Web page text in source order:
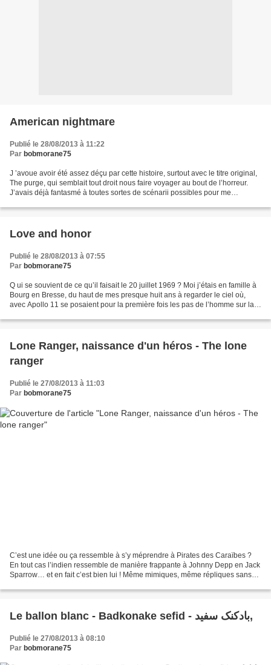
American nightmare
Publié le 28/08/2013 à 11:22
Par bobmorane75
J ’avoue avoir été assez déçu par cette histoire, surtout avec le titre original,
The purge, qui semblait tout droit nous faire voyager au bout de l’horreur.
J’avais déjà fantasmé à toutes sortes de scénarii possibles pour me
Love and honor
Publié le 28/08/2013 à 07:55
Par bobmorane75
Q ui se souvient de ce qu’il faisait le 20 juillet 1969 ? Moi j’étais en famille à
Bourg en Bresse, du haut de mes presque huit ans à regarder le ciel où,
avec Apollo 11 se posaient pour la première fois les pas de l’homme sur la
Lone Ranger, naissance d'un héros - The lone
ranger
Publié le 27/08/2013 à 11:03
Par bobmorane75
C’est une idée ou ça ressemble à s’y méprendre à Pirates des Caraïbes ?
En tout cas l’indien ressemble de manière frappante à Johnny Depp en Jack
Sparrow… et en fait c’est bien lui ! Même mimiques, même répliques sans
Le ballon blanc - Badkonake sefid - بادکنک سفید,
Publié le 27/08/2013 à 08:10
Par bobmorane75